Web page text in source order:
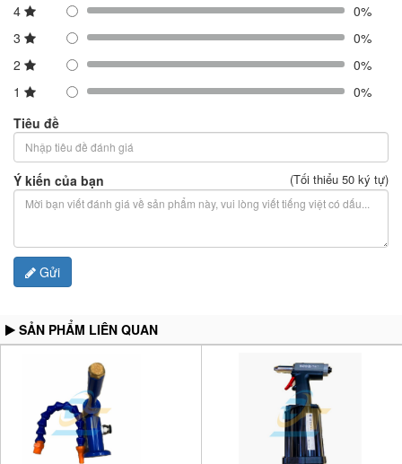
4
0%
3
0%
2
0%
1
0%
Tiêu đề
Ý kiến của bạn (Tối thiểu 50 ký tự)
Gửi
SẢN PHẨM LIÊN QUAN